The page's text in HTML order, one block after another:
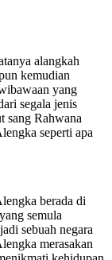
alangkah
kemudian
yang
segala jenis
sang Rahwana
seperti apa
berada di
semula
sebuah negara
merasakan